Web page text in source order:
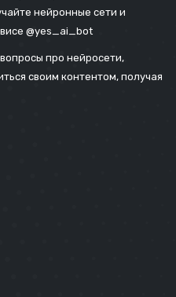
нейронные сети и
@yes_ai_bot
про нейросети,
своим контентом, получая